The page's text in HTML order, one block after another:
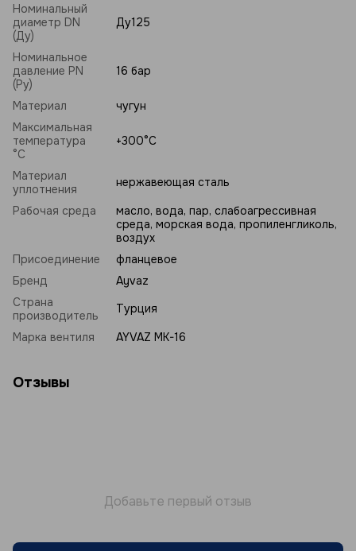
Номинальный
диаметр DN
(Ду)
Ду125
Номинальное
давление PN
(Ру)
16 бар
Материал
чугун
Максимальная
температура
°C
+300°C
Материал
уплотнения
нержавеющая сталь
Рабочая среда
масло, вода, пар, слабоагрессивная
среда, морская вода, пропиленгликоль,
воздух
Присоединение
фланцевое
Бренд
Ayvaz
Страна
производитель
Турция
Марка вентиля
AYVAZ MK-16
Отзывы
Добавьте первый отзыв